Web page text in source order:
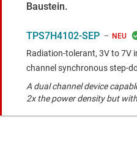
Baustein.
NEU
TPS7H4102-SEP
Radiation-tolerant, 3V to 7V
channel synchronous step-
A dual channel device
2x the power density but